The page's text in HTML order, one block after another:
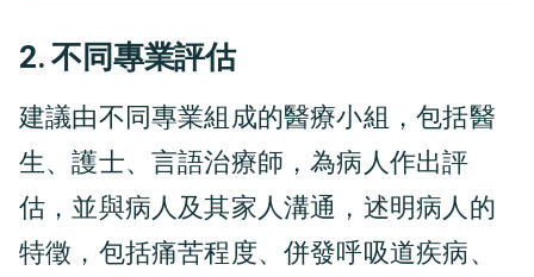
2. 不同專業評估
建議由不同專業組成的醫療小組，包括醫
生、護士、言語治療師，為病人作出評
估，並與病人及其家人溝通，述明病人的
特徵，包括痛苦程度、併發呼吸道疾病、